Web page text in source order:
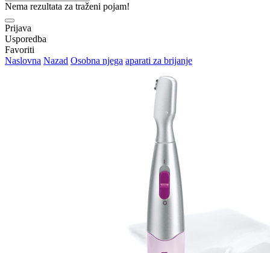
Nema rezultata za traženi pojam!
Prijava
Usporedba
Favoriti
Naslovna Nazad Osobna njega aparati za brijanje